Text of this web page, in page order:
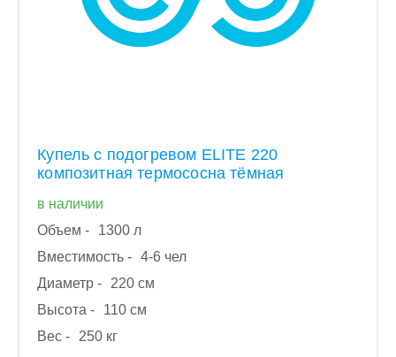
Купель с подогревом ELITE 220
композитная термососна тёмная
в наличии
Объем -
1300 л
Вместимость - 4-6 чел
Диаметр -
220 см
Высота -
110 см
Вес -
250 кг